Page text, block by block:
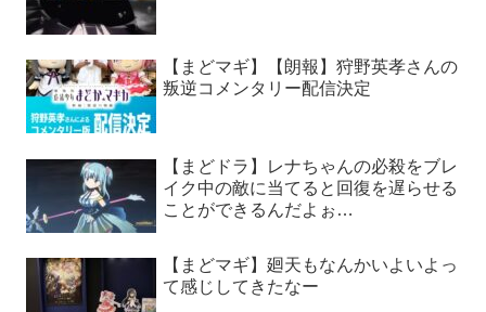
【まどマギ】【朗報】狩野英孝さんの
叛逆コメンタリー配信決定
【まどドラ】レナちゃんの必殺をブレ
イク中の敵に当てると回復を遅らせる
ことができるんだよぉ…
【まどマギ】廻天もなんかいよいよっ
て感じしてきたなー